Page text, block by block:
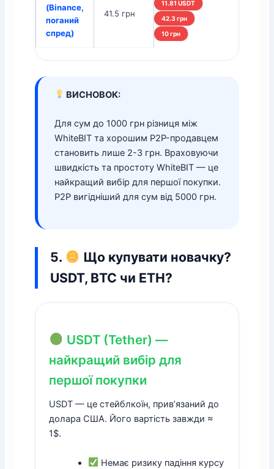
(Binance,
поганий
спред)
41.5 грн
11.81 USDT
42.3 грн
10 грн
ВИСНОВОК:
Для сум до 1000 грн різниця між
WhiteBIT та хорошим P2P-продавцем
становить лише 2-3 грн. Враховуючи
швидкість та простоту WhiteBIT — це
найкращий вибір для першої покупки.
P2P вигідніший для сум від 5000 грн.
5.
Що купувати новачку?
USDT, BTC чи ETH?
USDT (Tether) —
найкращий вибір для
першої покупки
USDT — це стейблкоїн, прив’язаний до
долара США. Його вартість завжди ≈
1$.
Немає ризику падіння курсу